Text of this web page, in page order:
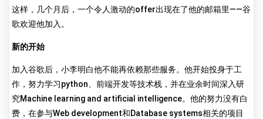
这样，几个月后，一个令人激动的offer出现在了他的邮箱里——谷
歌欢迎他加入。
新的开始
加入谷歌后，小李明白他不能再依赖那些服务。他开始投身于工
作，努力学习python、前端开发等技术栈，并在业余时间深入研
究Machine learning and artificial intelligence。他的努力没有白
费，在参与Web development和Database systems相关的项目